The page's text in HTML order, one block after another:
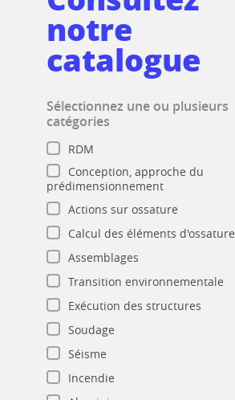
Nos actualités
notre
catalogue
Sélectionnez une ou plusieurs
catégories
RDM
Conception, approche du
prédimensionnement
Actions sur ossature
Calcul des éléments d'ossature
Assemblages
Transition environnementale
Exécution des structures
Soudage
Séisme
Incendie